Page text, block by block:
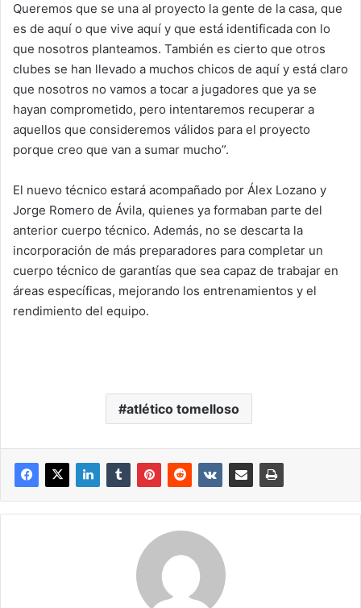
Queremos que se una al proyecto la gente de la casa, que
es de aquí o que vive aquí y que está identificada con lo
que nosotros planteamos. También es cierto que otros
clubes se han llevado a muchos chicos de aquí y está claro
que nosotros no vamos a tocar a jugadores que ya se
hayan comprometido, pero intentaremos recuperar a
aquellos que consideremos válidos para el proyecto
porque creo que van a sumar mucho”.
El nuevo técnico estará acompañado por Álex Lozano y
Jorge Romero de Ávila, quienes ya formaban parte del
anterior cuerpo técnico. Además, no se descarta la
incorporación de más preparadores para completar un
cuerpo técnico de garantías que sea capaz de trabajar en
áreas específicas, mejorando los entrenamientos y el
rendimiento del equipo.
atlético tomelloso